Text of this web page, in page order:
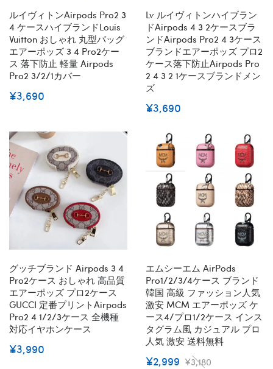
ルイヴィトンairpods Pro2 3
4 ケースハイブランドlouis
Vuitton おしゃれ 丸型バッグ
エアーポッズ 3 4 Pro2ケー
ス 落下防止 軽量 Airpods
Pro2 3/2/1カバー
¥3,690
Lv ルイヴィトンハイブラン
ドairpods 4 3 2ケースブラ
ンドairpods Pro2 4 3ケース
ブランドエアーポッズ プロ2
ケース落下防止airpods Pro
2 4 3 2 1ケースブランドメン
ズ
¥3,690
グッチブランド Airpods 3 4
Pro2ケース おしゃれ 高品質
エアーポッズ プロ2ケース
GUCCI 定番プリントairpods
Pro2 4 1/2/3ケース 全機種
対応イヤホンケース
¥3,990
エムシーエム AirPods
Pro1/2/3/4ケース ブランド
韓国 高級 ファッション人気
激安 MCM エアーポッズ ケ
ース4/プロ1/2ケース インス
タグラム風 カジュアル プロ
人気 激安 送料無料
¥2,999 ¥3,180